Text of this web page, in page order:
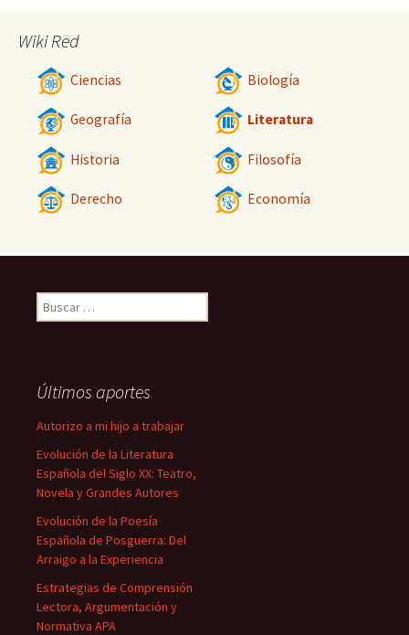
Wiki Red
Ciencias Biología
Geografía Literatura
Historia Filosofía
Derecho Economía
Buscar:
Últimos aportes
Autorizo a mi hijo a trabajar
Evolución de la Literatura
Española del Siglo XX: Teatro,
Novela y Grandes Autores
Evolución de la Poesía
Española de Posguerra: Del
Arraigo a la Experiencia
Estrategias de Comprensión
Lectora, Argumentación y
Normativa APA